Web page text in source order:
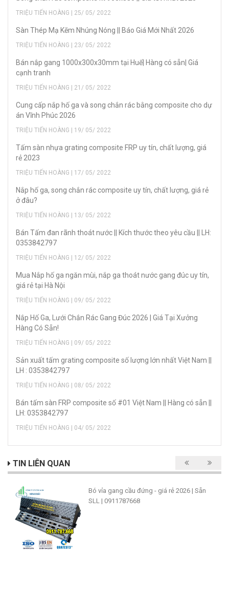
TRIỆU TIẾN HOÀNG | 25/ 05/ 2022
Sàn Thép Mạ Kẽm Nhúng Nóng || Báo Giá Mới Nhất 2026
TRIỆU TIẾN HOÀNG | 23/ 05/ 2022
Bán nắp gang 1000x300x30mm tại Huế| Hàng có sẵn| Giá
cạnh tranh
TRIỆU TIẾN HOÀNG | 21/ 05/ 2022
Cung cấp nắp hố ga và song chắn rác bằng composite cho dự
án Vĩnh Phúc 2026
TRIỆU TIẾN HOÀNG | 19/ 05/ 2022
Tấm sàn nhựa grating composite FRP uy tín, chất lượng, giá
rẻ 2023
TRIỆU TIẾN HOÀNG | 17/ 05/ 2022
Nắp hố ga, song chắn rác composite uy tín, chất lượng, giá rẻ
ở đâu?
TRIỆU TIẾN HOÀNG | 13/ 05/ 2022
Bán Tấm đan rãnh thoát nước || Kích thước theo yêu cầu || LH:
0353842797
TRIỆU TIẾN HOÀNG | 12/ 05/ 2022
Mua Nắp hố ga ngăn mùi, nắp ga thoát nước gang đúc uy tín,
giá rẻ tại Hà Nội
TRIỆU TIẾN HOÀNG | 09/ 05/ 2022
Nắp Hố Ga, Lưới Chắn Rác Gang Đúc 2026 | Giá Tại Xưởng
Hàng Có Sẵn!
TRIỆU TIẾN HOÀNG | 09/ 05/ 2022
Sản xuất tấm grating composite số lượng lớn nhất Việt Nam ||
LH : 0353842797
TRIỆU TIẾN HOÀNG | 08/ 05/ 2022
Bán tấm sàn FRP composite số #01 Việt Nam || Hàng có sẵn ||
LH: 0353842797
TRIỆU TIẾN HOÀNG | 04/ 05/ 2022
TIN LIÊN QUAN
Bó vỉa gang cầu đứng - giá rẻ 2026 | Sẵn
SLL | 0911787668